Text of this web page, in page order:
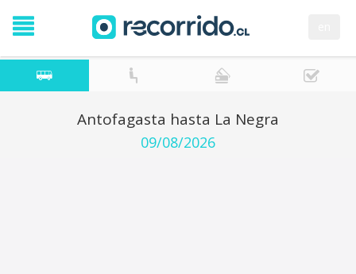
Antofagasta hasta La Negra
09/08/2026